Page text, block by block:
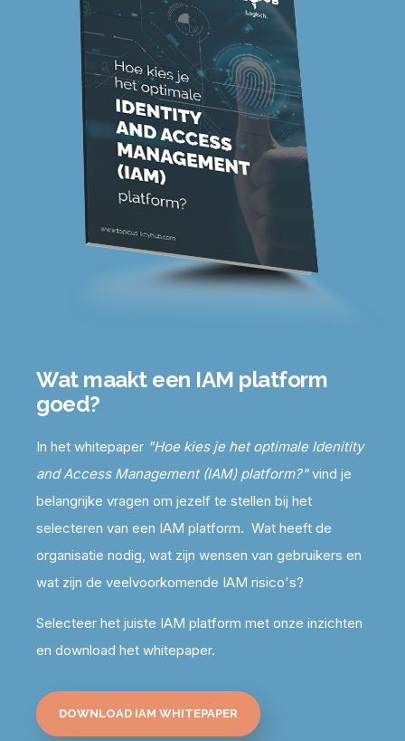
Wat maakt een IAM platform
goed?
In het whitepaper "Hoe kies je het optimale Idenitity
and Access Management (IAM) platform?"vind je
belangrijke vragen om jezelf te stellen bij het
selecteren van een IAM platform. Wat heeft de
organisatie nodig, wat zijn wensen van gebruikers en
wat zijn de veelvoorkomende IAM risico's?
Selecteer het juiste IAM platform met onze inzichten
en download het whitepaper.
DOWNLOAD IAM WHITEPAPER